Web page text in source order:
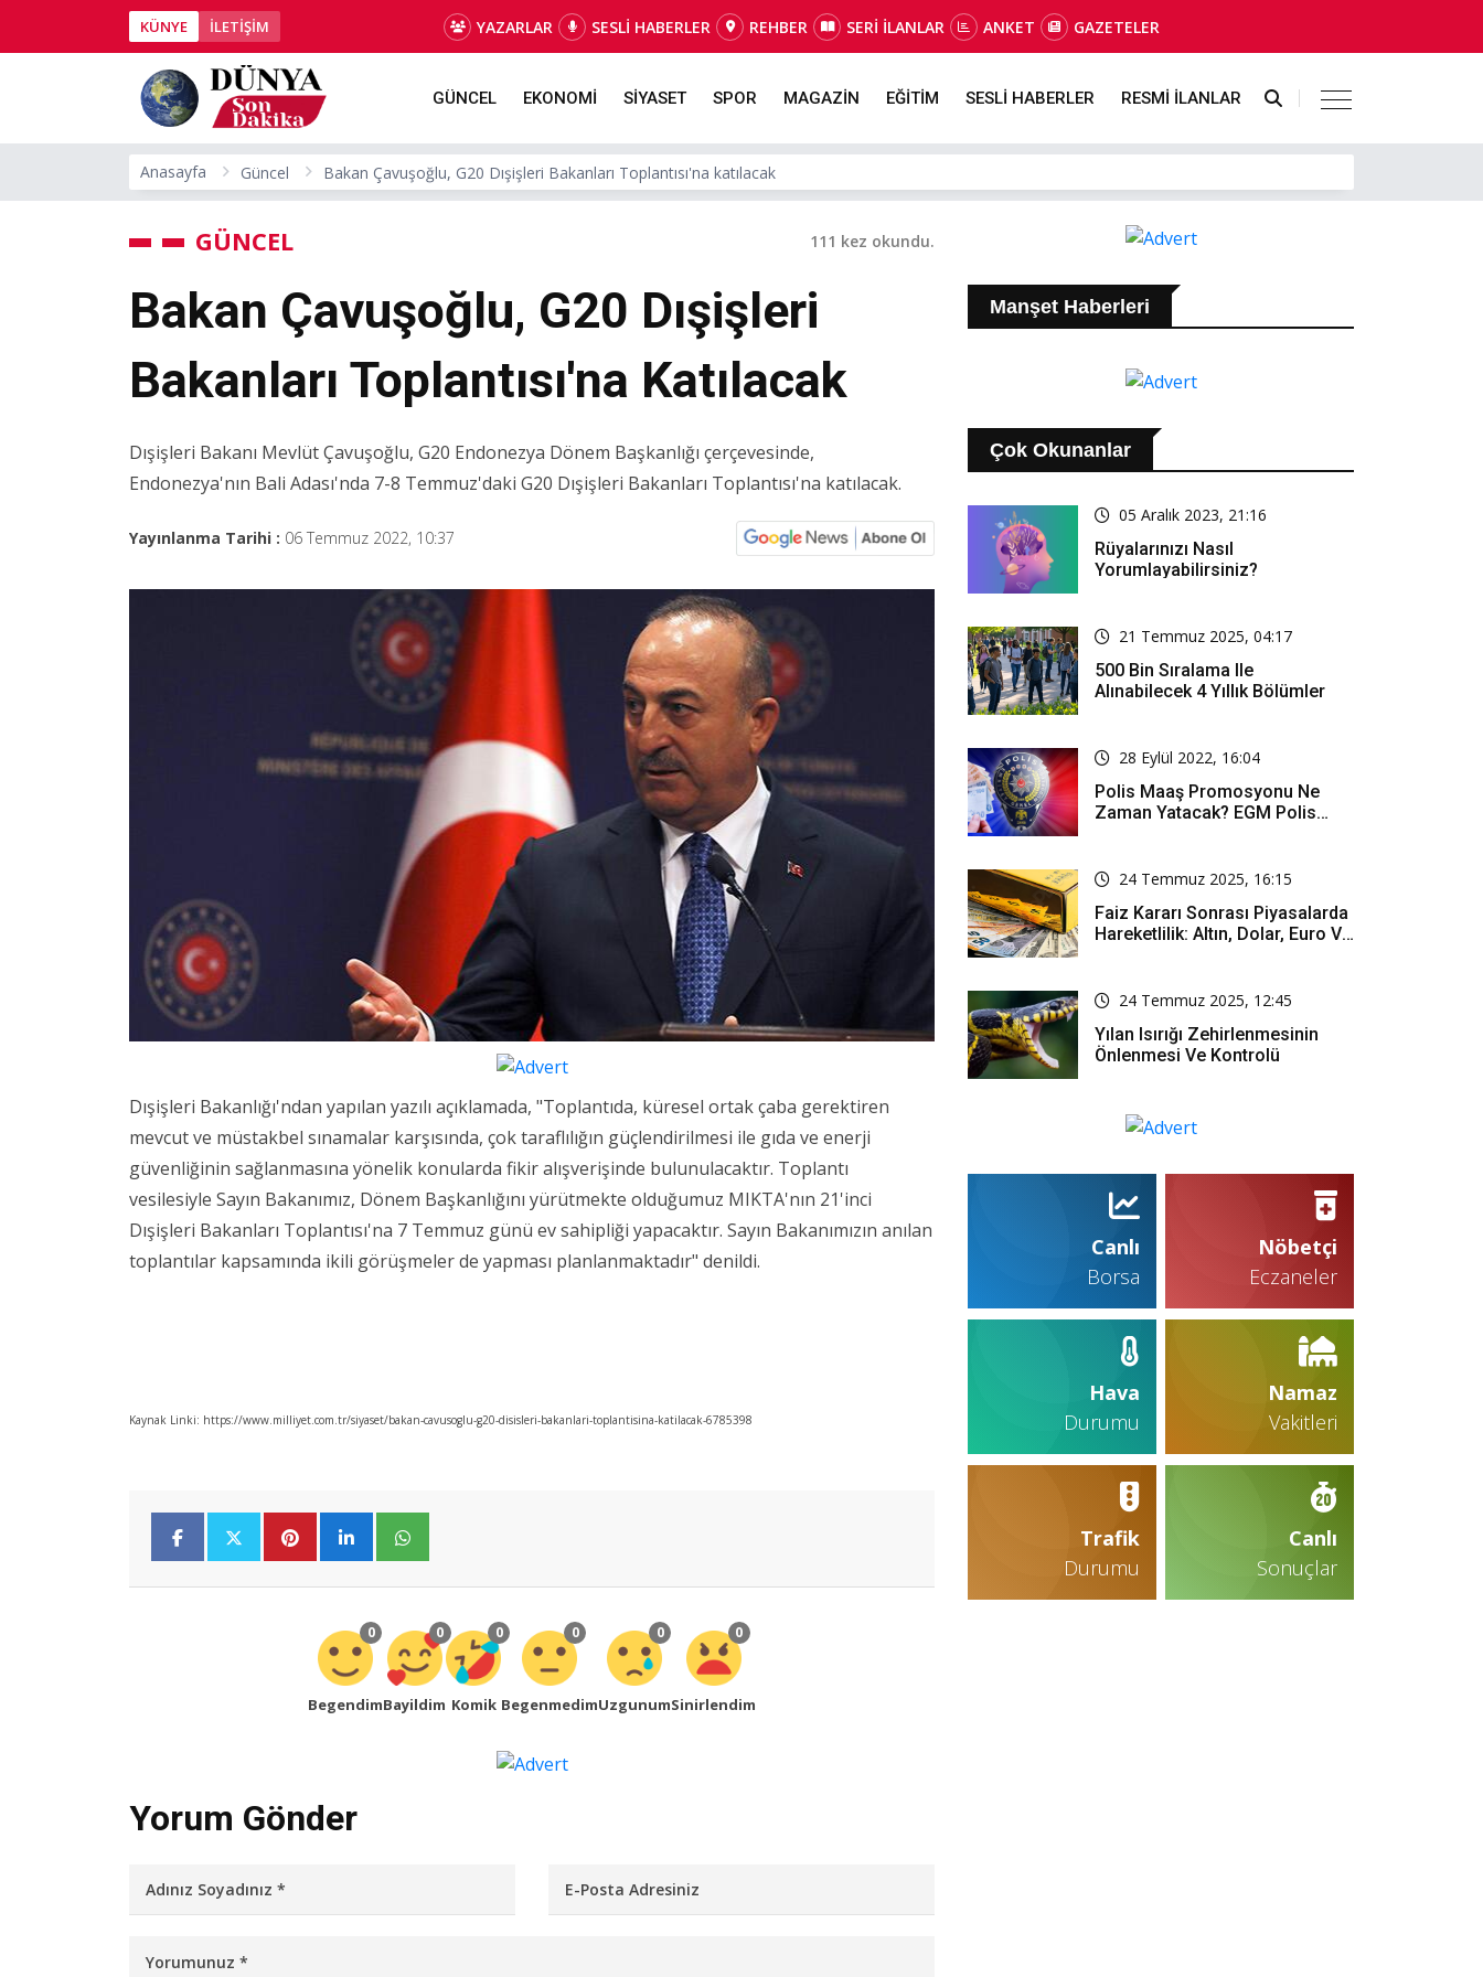
KÜNYE İLETİŞİM YAZARLAR SESLİ HABERLER REHBER SERİ İLANLAR ANKET GAZETELER
GÜNCEL EKONOMİ SİYASET SPOR MAGAZİN EĞİTİM SESLİ HABERLER RESMİ İLANLAR
Anasayfa Güncel Bakan Çavuşoğlu, G20 Dışişleri Bakanları Toplantısı'na katılacak
GÜNCEL 111 kez okundu.
Bakan Çavuşoğlu, G20 Dışişleri
Bakanları Toplantısı'na Katılacak
Dışişleri Bakanı Mevlüt Çavuşoğlu, G20 Endonezya Dönem Başkanlığı çerçevesinde,
Endonezya'nın Bali Adası'nda 7-8 Temmuz'daki G20 Dışişleri Bakanları Toplantısı'na katılacak.
Yayınlanma Tarihi : 06 Temmuz 2022, 10:37
Dışişleri Bakanlığı'ndan yapılan yazılı açıklamada, "Toplantıda, küresel ortak çaba gerektiren
mevcut ve müstakbel sınamalar karşısında, çok taraflılığın güçlendirilmesi ile gıda ve enerji
güvenliğinin sağlanmasına yönelik konularda fikir alışverişinde bulunulacaktır. Toplantı
vesilesiyle Sayın Bakanımız, Dönem Başkanlığını yürütmekte olduğumuz MIKTA'nın 21'inci
Dışişleri Bakanları Toplantısı'na 7 Temmuz günü ev sahipliği yapacaktır. Sayın Bakanımızın anılan
toplantılar kapsamında ikili görüşmeler de yapması planlanmaktadır" denildi.
Kaynak Linki: https://www.milliyet.com.tr/siyaset/bakan-cavusoglu-g20-disisleri-bakanlari-toplantisina-katilacak-6785398
0
Begendim
0
Bayildim
0
Komik
0
Begenmedim
0
Uzgunum
0
Sinirlendim
Yorum Gönder
Manşet Haberleri
Çok Okunanlar
05 Aralık 2023, 21:16
Rüyalarınızı Nasıl
Yorumlayabilirsiniz?
21 Temmuz 2025, 04:17
500 Bin Sıralama Ile
Alınabilecek 4 Yıllık Bölümler
28 Eylül 2022, 16:04
Polis Maaş Promosyonu Ne
Zaman Yatacak? EGM Polis
24 Temmuz 2025, 16:15
Faiz Kararı Sonrası Piyasalarda
Hareketlilik: Altın, Dolar, Euro Ve
24 Temmuz 2025, 12:45
Yılan Isırığı Zehirlenmesinin
Önlenmesi Ve Kontrolü
Canlı
Borsa
Nöbetçi
Eczaneler
Hava
Durumu
Namaz
Vakitleri
Trafik
Durumu
Canlı
Sonuçlar